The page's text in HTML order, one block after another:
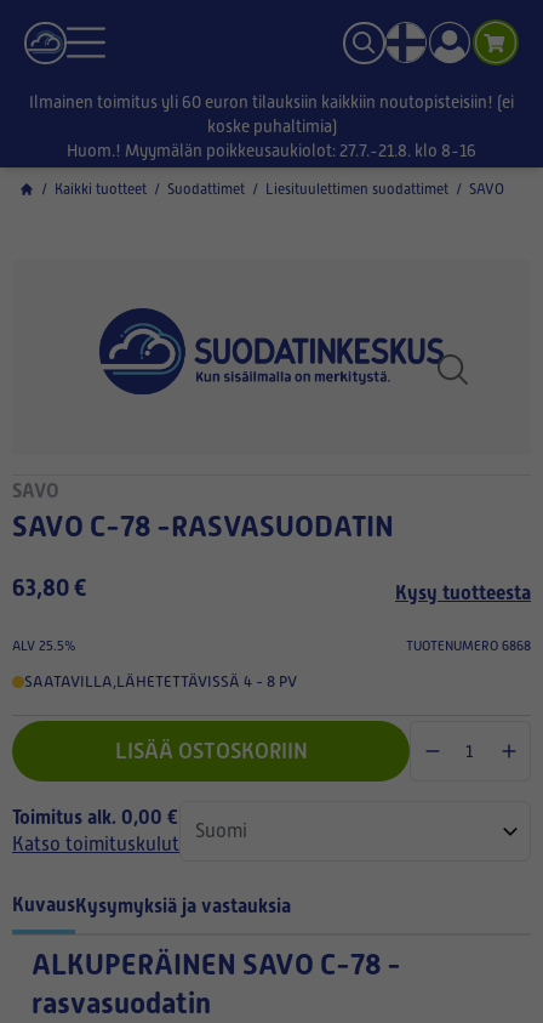
Ilmainen toimitus yli 60 euron tilauksiin kaikkiin noutopisteisiin! (ei
koske puhaltimia)
Huom.! Myymälän poikkeusaukiolot: 27.7.-21.8. klo 8-16
/ Kaikki tuotteet / Suodattimet / Liesituulettimen suodattimet / SAVO
SAVO
SAVO C-78 -RASVASUODATIN
63,80 € Kysy tuotteesta
ALV 25.5% TUOTENUMERO 6868
SAATAVILLA LÄHETETTÄVISSÄ 4 - 8 PV
LISÄÄ OSTOSKORIIN
Toimitus alk. 0,00 €
Katso toimituskulut
KuvausKysymyksiä ja vastauksia
ALKUPERÄINEN SAVO C-78 -
rasvasuodatin